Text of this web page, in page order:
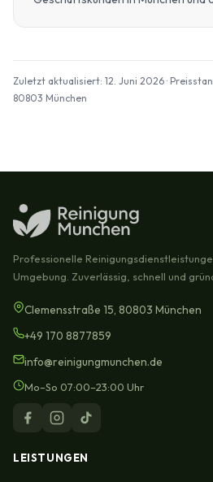
Zuletzt aktualisiert: 12. Juni 2026 ·
80803 München
Professionelle
Umgebung. Zuverlässig, schnell und
Clemensstraße 15, 80803 München
+49 170 8877859
info@reinigungmunchen.de
Mo–So 07:00–23:00 Uhr
LEISTUNGEN